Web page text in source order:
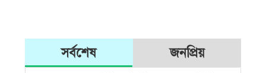
সর্বশেষ জনপ্রিয়